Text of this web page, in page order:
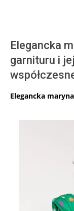
Elegancka
garnituru i
Elegancka